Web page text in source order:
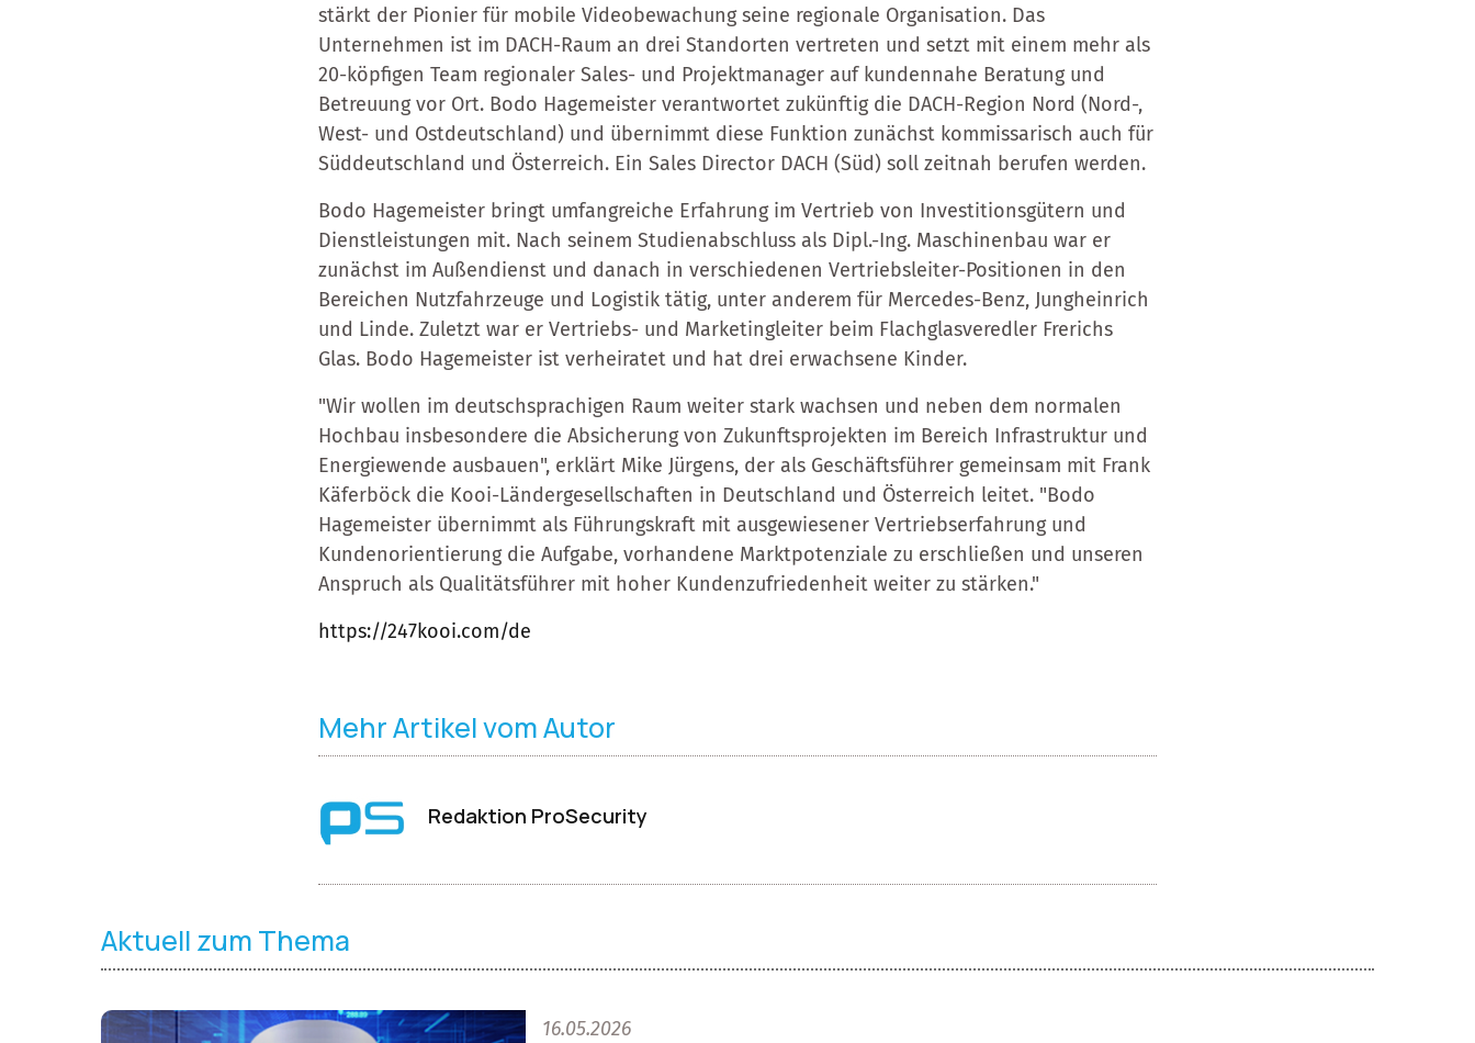
stärkt der Pionier für mobile Videobewachung seine regionale Organisation. Das
Unternehmen ist im DACH-Raum an drei Standorten vertreten und setzt mit einem mehr als
20-köpfigen Team regionaler Sales- und Projektmanager auf kundennahe Beratung und
Betreuung vor Ort. Bodo Hagemeister verantwortet zukünftig die DACH-Region Nord (Nord-,
West- und Ostdeutschland) und übernimmt diese Funktion zunächst kommissarisch auch für
Süddeutschland und Österreich. Ein Sales Director DACH (Süd) soll zeitnah berufen werden.
Bodo Hagemeister bringt umfangreiche Erfahrung im Vertrieb von Investitionsgütern und
Dienstleistungen mit. Nach seinem Studienabschluss als Dipl.-Ing. Maschinenbau war er
zunächst im Außendienst und danach in verschiedenen Vertriebsleiter-Positionen in den
Bereichen Nutzfahrzeuge und Logistik tätig, unter anderem für Mercedes-Benz, Jungheinrich
und Linde. Zuletzt war er Vertriebs- und Marketingleiter beim Flachglasveredler Frerichs
Glas. Bodo Hagemeister ist verheiratet und hat drei erwachsene Kinder.
"Wir wollen im deutschsprachigen Raum weiter stark wachsen und neben dem normalen
Hochbau insbesondere die Absicherung von Zukunftsprojekten im Bereich Infrastruktur und
Energiewende ausbauen", erklärt Mike Jürgens, der als Geschäftsführer gemeinsam mit Frank
Käferböck die Kooi-Ländergesellschaften in Deutschland und Österreich leitet. "Bodo
Hagemeister übernimmt als Führungskraft mit ausgewiesener Vertriebserfahrung und
Kundenorientierung die Aufgabe, vorhandene Marktpotenziale zu erschließen und unseren
Anspruch als Qualitätsführer mit hoher Kundenzufriedenheit weiter zu stärken."
https://247kooi.com/de
Mehr Artikel vom Autor
Redaktion ProSecurity
Aktuell zum Thema
16.05.2026